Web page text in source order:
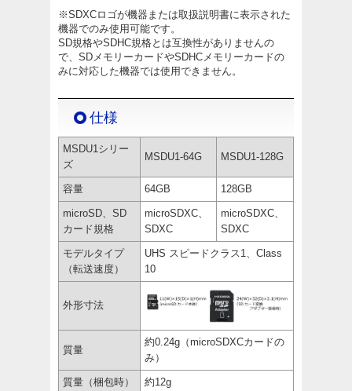
※SDXCロゴが機器または取扱説明書に表示された
機器でのみ使用可能です。
SD規格やSDHC規格とは互換性がありませんの
で、SDメモリーカードやSDHCメモリーカードの
みに対応した機器では使用できません。
仕様
MSDU1シリー
ズ
MSDU1-64G MSDU1-128G
容量 64GB 128GB
microSD、SD
カード規格
microSDXC、
SDXC
microSDXC、
SDXC
モデルタイプ
（転送速度）
UHS スピードクラス1、Class
10
外形寸法
質量
約0.24g（microSDXCカードの
み）
質量（梱包時） 約12g